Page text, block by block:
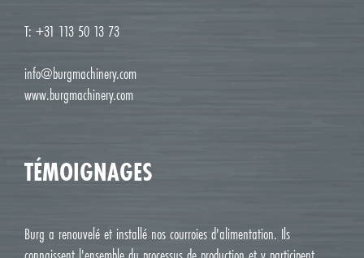
T: +31 113 50 13 73
info@burgmachinery.com
www.burgmachinery.com
TÉMOIGNAGES
Burg a renouvelé et installé nos courroies d'alimentation. Ils